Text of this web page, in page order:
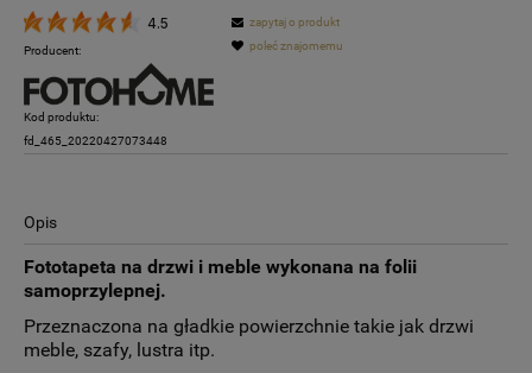
4.5
Producent:
Kod produktu:
fd_465_20220427073448
zapytaj o produkt
poleć znajomemu
Opis
Fototapeta na drzwi i meble wykonana na folii
samoprzylepnej.
Przeznaczona na gładkie powierzchnie takie jak drzwi
meble, szafy, lustra itp.